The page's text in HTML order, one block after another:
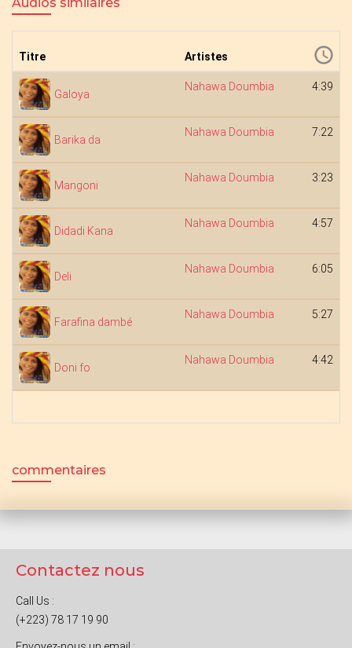
Titre Artistes
Galoya
Nahawa Doumbia 4:39
Barika da
Nahawa Doumbia 7:22
Mangoni
Nahawa Doumbia 3:23
Didadi Kana
Nahawa Doumbia 4:57
Deli
Nahawa Doumbia 6:05
Farafina dambé
Nahawa Doumbia 5:27
Doni fo
Nahawa Doumbia 4:42
commentaires
Contactez nous
Call Us :
(+223) 78 17 19 90